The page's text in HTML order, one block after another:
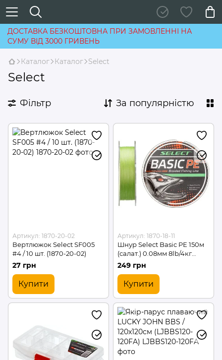
ДОСТАВКА БЕЗКОШТОВНА ПРИ ЗАМОВЛЕННІ НА
СУМУ ВІД 3000 ГРИВЕНЬ
Каталог Каталог Select
Select
Фільтр За популярністю
Артикул: 1870-20-02
Вертлюжок Select SF005
#4 / 10 шт. (1870-20-02)
27 грн
Купити
Артикул: 1870-18-11
Шнур Select Basic PE 150м
(салат.) 0.08мм 8lb/4кг
(1870-18-11)
249 грн
Купити